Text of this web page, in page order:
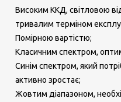
Високим ККД, світловою
тривалим терміном
Помірною вартістю;
Класичним спектром,
Синім спектром, який
активно зростає;
Жовтим діапазоном,